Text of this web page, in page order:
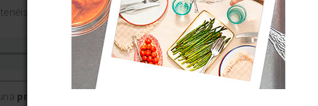
proporción variable de sémola fina